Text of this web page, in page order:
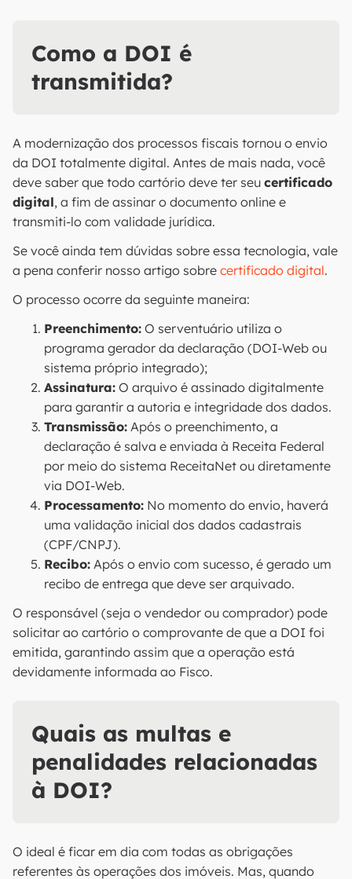
Como a DOI é
transmitida?
A modernização dos processos fiscais tornou o envio
da DOI totalmente digital. Antes de mais nada, você
deve saber que todo cartório deve ter seu certificado
digital, a fim de assinar o documento online e
transmiti-lo com validade jurídica.
Se você ainda tem dúvidas sobre essa tecnologia, vale
a pena conferir nosso artigo sobre certificado digital.
O processo ocorre da seguinte maneira:
Preenchimento: O serventuário utiliza o
programa gerador da declaração (DOI-Web ou
sistema próprio integrado);
Assinatura: O arquivo é assinado digitalmente
para garantir a autoria e integridade dos dados.
Transmissão: Após o preenchimento, a
declaração é salva e enviada à Receita Federal
por meio do sistema ReceitaNet ou diretamente
via DOI-Web.
Processamento: No momento do envio, haverá
uma validação inicial dos dados cadastrais
(CPF/CNPJ).
Recibo: Após o envio com sucesso, é gerado um
recibo de entrega que deve ser arquivado.
O responsável (seja o vendedor ou comprador) pode
solicitar ao cartório o comprovante de que a DOI foi
emitida, garantindo assim que a operação está
devidamente informada ao Fisco.
Quais as multas e
penalidades relacionadas
à DOI?
O ideal é ficar em dia com todas as obrigações
referentes às operações dos imóveis. Mas, quando